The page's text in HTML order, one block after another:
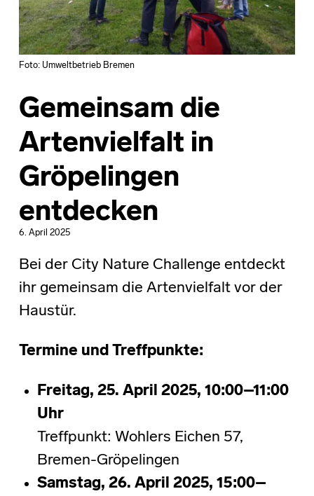
Foto: Umweltbetrieb Bremen
Gemeinsam die
Artenvielfalt in
Gröpelingen
entdecken
6. April 2025
Bei der City Nature Challenge entdeckt
ihr gemeinsam die Artenvielfalt vor der
Haustür.
Termine und Treffpunkte:
Freitag, 25. April 2025, 10:00–11:00
Uhr
Treffpunkt: Wohlers Eichen 57,
Bremen-Gröpelingen
Samstag, 26. April 2025, 15:00–